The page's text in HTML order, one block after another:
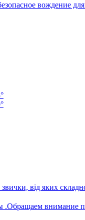
вождение
від яких
.Обращаем внимание